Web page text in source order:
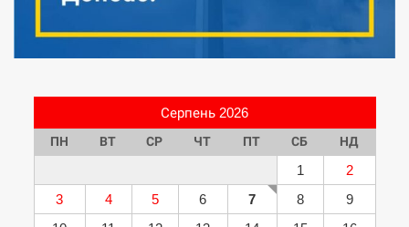
Серпень 2026
ПН ВТ СР ЧТ ПТ СБ НД
1
2
3
4 5 6 7 8
9